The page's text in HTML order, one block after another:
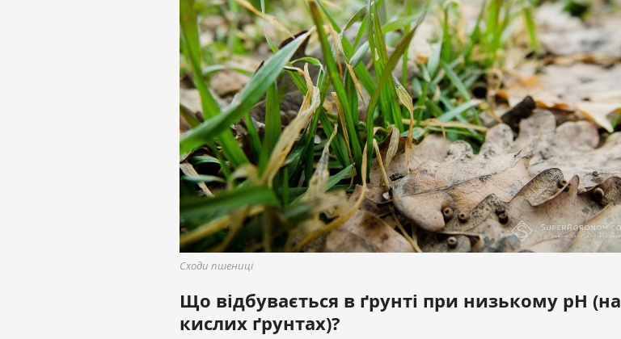
Сходи пшениці
Що відбувається в ґрунті при низькому рН (на
кислих ґрунтах)?